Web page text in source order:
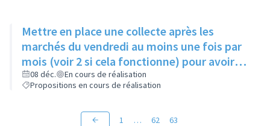
Mettre en place une collecte après les
marchés du vendredi au moins une fois par
mois (voir 2 si cela fonctionne) pour avoir
des produits frais pour l'Epice'Rill
08 déc.
En cours de réalisation
Propositions en cours de réalisation
1 … 62
63